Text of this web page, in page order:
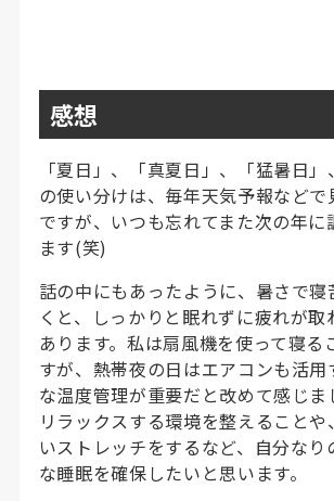
感想
「夏日」、「真夏日」、「猛暑日」
の使い分けは、毎年天気予報などで
ですが、いつも忘れてまた次の年に
ます(笑)
話の中にもあったように、暑さで
くと、しっかりと眠れずに疲れが取
あります。私は扇風機を使って寝る
すが、熱帯夜の日はエアコンも活用
な温度管理が重要だと改めて感じま
リラックスする環境を整えること
いストレッチをするなど、自分なり
な睡眠を確保したいと思います。